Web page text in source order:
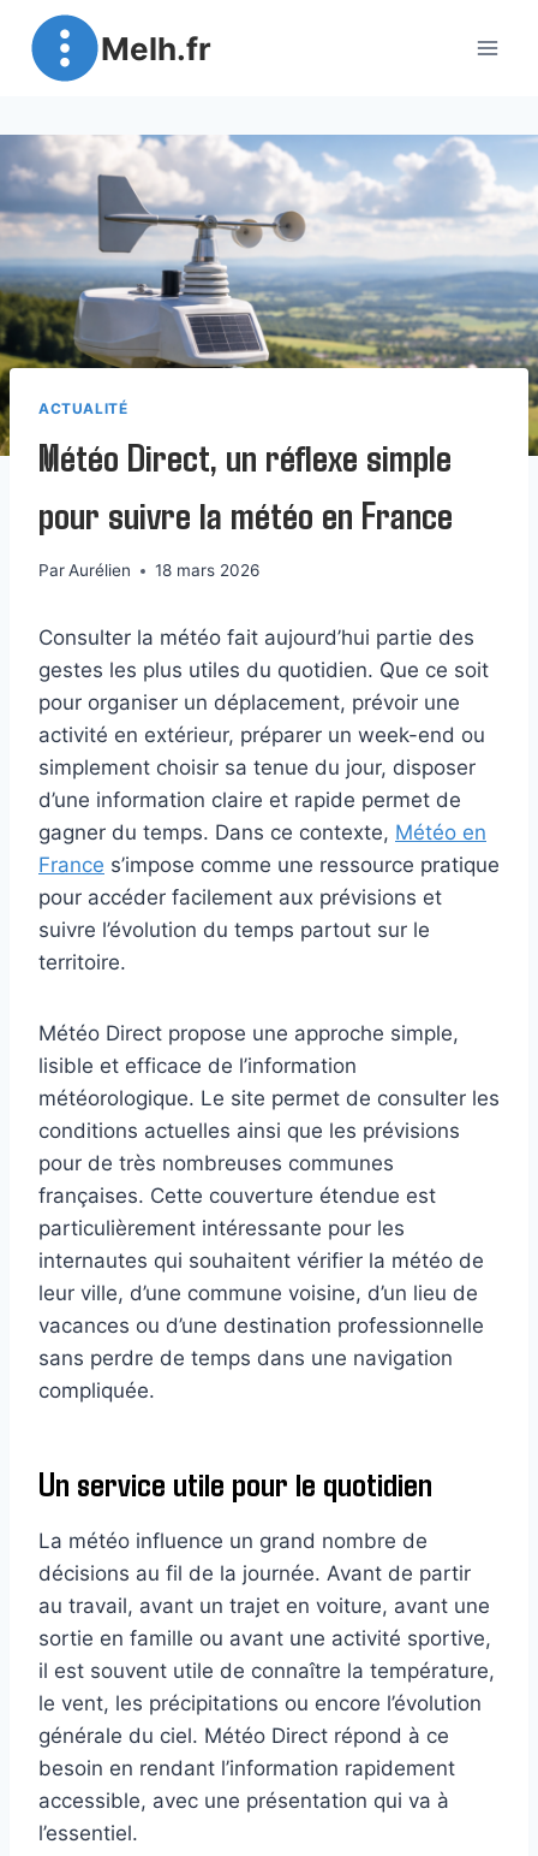
contenu
Melh.fr
ACTUALITÉ
Météo Direct, un réflexe simple
pour suivre la météo en France
ParAurélien 18 mars 2026
Consulter la météo fait aujourd’hui partie des
gestes les plus utiles du quotidien. Que ce soit
pour organiser un déplacement, prévoir une
activité en extérieur, préparer un week-end ou
simplement choisir sa tenue du jour, disposer
d’une information claire et rapide permet de
gagner du temps. Dans ce contexte, Météo en
France s’impose comme une ressource pratique
pour accéder facilement aux prévisions et
suivre l’évolution du temps partout sur le
territoire.
Météo Direct propose une approche simple,
lisible et efficace de l’information
météorologique. Le site permet de consulter les
conditions actuelles ainsi que les prévisions
pour de très nombreuses communes
françaises. Cette couverture étendue est
particulièrement intéressante pour les
internautes qui souhaitent vérifier la météo de
leur ville, d’une commune voisine, d’un lieu de
vacances ou d’une destination professionnelle
sans perdre de temps dans une navigation
compliquée.
Un service utile pour le quotidien
La météo influence un grand nombre de
décisions au fil de la journée. Avant de partir
au travail, avant un trajet en voiture, avant une
sortie en famille ou avant une activité sportive,
il est souvent utile de connaître la température,
le vent, les précipitations ou encore l’évolution
générale du ciel. Météo Direct répond à ce
besoin en rendant l’information rapidement
accessible, avec une présentation qui va à
l’essentiel.